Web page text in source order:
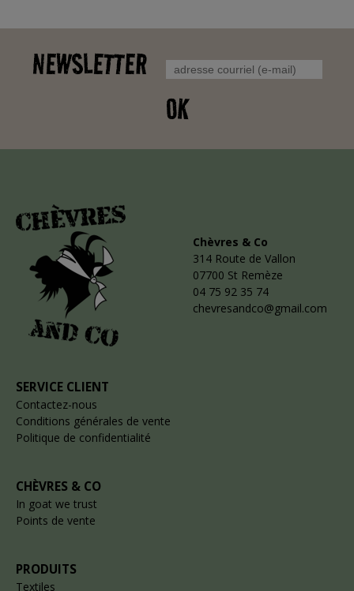
NEWSLETTER
OK
Chèvres & Co
314 Route de Vallon
07700 St Remèze
04 75 92 35 74
chevresandco@gmail.com
SERVICE CLIENT
Contactez-nous
Conditions générales de vente
Politique de confidentialité
CHÈVRES & CO
In goat we trust
Points de vente
PRODUITS
Textiles